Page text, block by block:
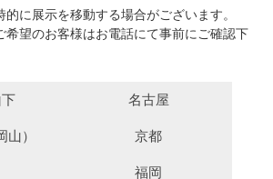
に展示を移動する場合がございます。
望のお客様はお電話にて事前にご確認下
名古屋
山） 京都
福岡